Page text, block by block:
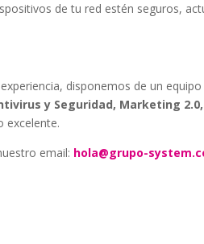
de tu red estén seguros,
disponemos de un
y Seguridad, Marketing
excelente.
email: hola@grupo-